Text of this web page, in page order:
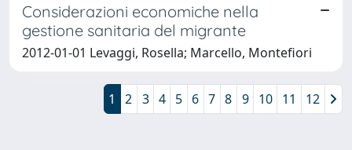
Considerazioni economiche nella
gestione sanitaria del migrante
2012-01-01 Levaggi, Rosella; Marcello, Montefiori
1 2 3 4 5 6 7 8 9 10 11 12